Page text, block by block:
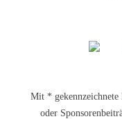
Mit *
oder